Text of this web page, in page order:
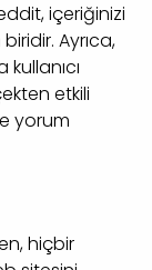
içeriğinizi
Ayrıca,
kullanıcı
etkili
yorum
hiçbir